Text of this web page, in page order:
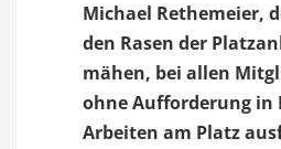
Michael Rethemeier,
den Rasen der
mähen, bei allen
ohne Aufforderung in
Arbeiten am Platz